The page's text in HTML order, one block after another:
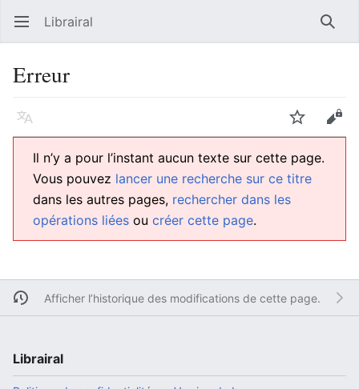
Ouvrir le menu principal Librairal
Erreur
Langue Suivre
Il n’y a pour l’instant aucun texte sur cette page.
Vous pouvez lancer une recherche sur ce titre
dans les autres pages, rechercher dans les
opérations liées ou créer cette page.
Afficher l’historique des modifications de cette page.
Librairal